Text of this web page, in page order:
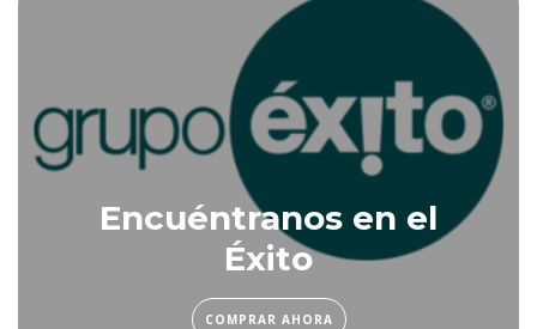
Encuéntranos en el
Éxito
COMPRAR AHORA